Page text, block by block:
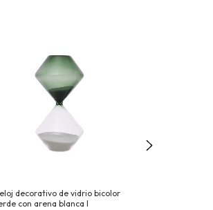
decorativo de vidrio bicolor
con arena blanca I